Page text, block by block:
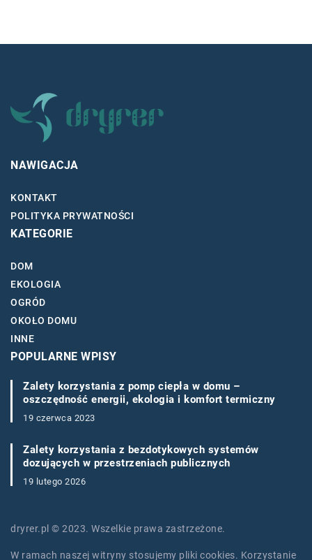
NAWIGACJA
KONTAKT
POLITYKA PRYWATNOŚCI
KATEGORIE
DOM
EKOLOGIA
OGRÓD
OKOŁO DOMU
INNE
POPULARNE WPISY
Zalety korzystania z pomp ciepła w domu –
oszczędność energii, ekologia i komfort termiczny
19 czerwca 2023
Zalety korzystania z bezdotykowych systemów
dozujących w przestrzeniach publicznych
19 lutego 2026
dryrer.pl © 2023. Wszelkie prawa zastrzeżone.
W ramach naszej witryny stosujemy pliki cookies. Korzystanie